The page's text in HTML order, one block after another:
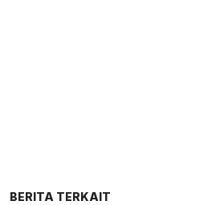
BERITA TERKAIT